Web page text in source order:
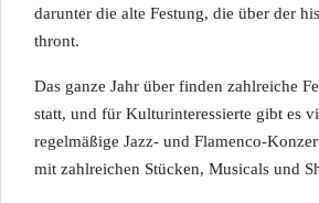
darunter die alte Festung, die über der
thront.
Das ganze Jahr über finden zahlreiche
statt, und für Kulturinteressierte gibt es
regelmäßige Jazz- und Flamenco-
mit zahlreichen Stücken, Musicals und